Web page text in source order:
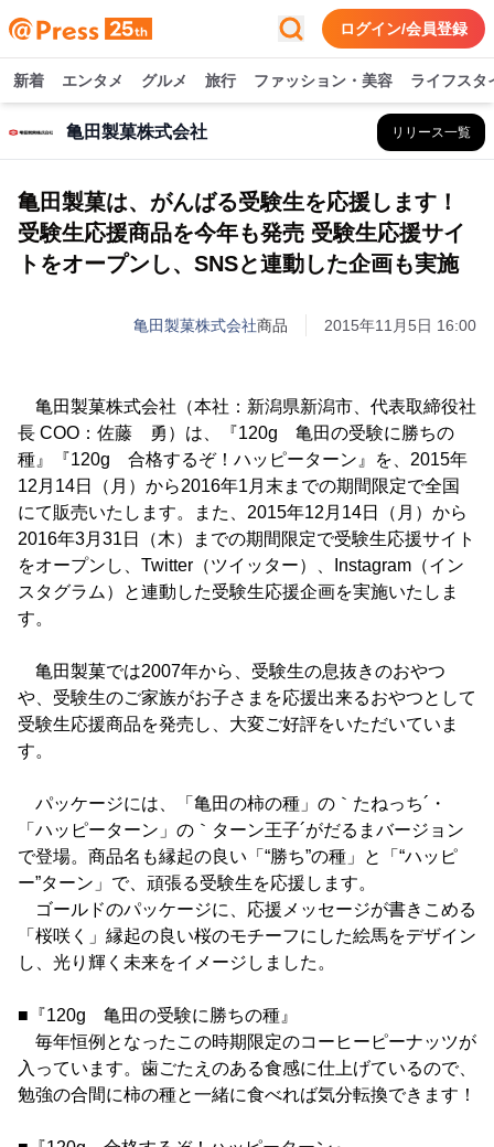
ログイン/会員登録
新着 エンタメ グルメ 旅行 ファッション・美容 ライフスタ
亀田製菓株式会社 リリース一覧
亀田製菓は、がんばる受験生を応援します！
受験生応援商品を今年も発売 受験生応援サイ
トをオープンし、SNSと連動した企画も実施
亀田製菓株式会社商品 2015年11月5日 16:00
亀田製菓株式会社（本社：新潟県新潟市、代表取締役社
長 COO：佐藤 勇）は、『120g 亀田の受験に勝ちの
種』『120g 合格するぞ！ハッピーターン』を、2015年
12月14日（月）から2016年1月末までの期間限定で全国
にて販売いたします。また、2015年12月14日（月）から
2016年3月31日（木）までの期間限定で受験生応援サイト
をオープンし、Twitter（ツイッター）、Instagram（イン
スタグラム）と連動した受験生応援企画を実施いたしま
す。
亀田製菓では2007年から、受験生の息抜きのおやつ
や、受験生のご家族がお子さまを応援出来るおやつとして
受験生応援商品を発売し、大変ご好評をいただいていま
す。
パッケージには、「亀田の柿の種」の｀たねっち´・
「ハッピーターン」の｀ターン王子´がだるまバージョン
で登場。商品名も縁起の良い「“勝ち”の種」と「“ハッピ
ー”ターン」で、頑張る受験生を応援します。
ゴールドのパッケージに、応援メッセージが書きこめる
「桜咲く」縁起の良い桜のモチーフにした絵馬をデザイン
し、光り輝く未来をイメージしました。
■『120g 亀田の受験に勝ちの種』
毎年恒例となったこの時期限定のコーヒーピーナッツが
入っています。歯ごたえのある食感に仕上げているので、
勉強の合間に柿の種と一緒に食べれば気分転換できます！